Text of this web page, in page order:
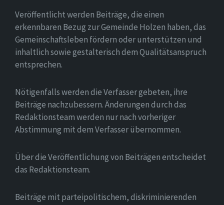
Veröffentlicht werden Beiträge, die einen
erkennbaren Bezug zur Gemeinde Holzen haben, das
Gemeinschaftsleben fördern oder unterstützen und
inhaltlich sowie gestalterisch dem Qualitätsanspruch
entsprechen.
Nötigenfalls werden die Verfasser gebeten, ihre
Beiträge nachzubessern. Änderungen durch das
Redaktionsteam werden nur nach vorheriger
Abstimmung mit dem Verfasser übernommen.
Über die Veröffentlichung von Beiträgen entscheidet
das Redaktionsteam.
Beiträge mit parteipolitischem, diskriminierenden